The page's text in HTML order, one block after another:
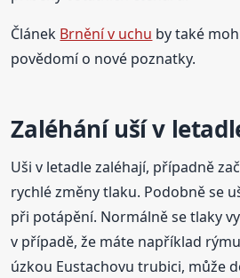
Článek Brnění v uchu by také
povědomí o nové poznatky.
Zaléhání uší v
Uši v letadle zaléhají, případně
rychlé změny tlaku. Podobně se
při potápění. Normálně se tlaky
v případě, že máte například
úzkou Eustachovu trubici, může